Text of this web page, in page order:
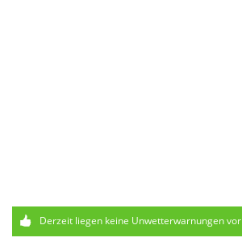
Derzeit liegen keine Unwetterwarnungen vor